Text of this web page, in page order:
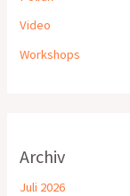
Video
Workshops
Archiv
Juli 2026